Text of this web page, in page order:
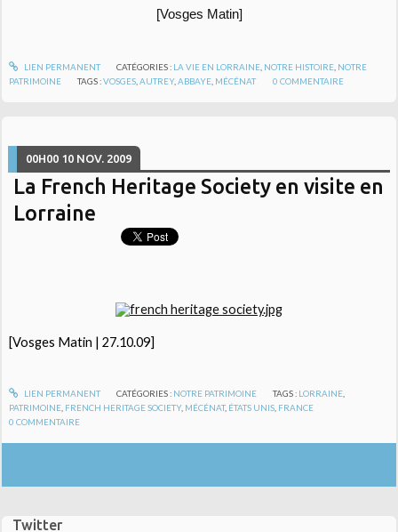
Twitter
[Vosges Matin]
LIEN PERMANENT CATÉGORIES : LA VIE EN LORRAINE, NOTRE HISTOIRE, NOTRE
PATRIMOINE
TAGS :VOSGES ,AUTREY,ABBAYE MÉCÉNAT 0 COMMENTAIRE
00H00 10 NOV. 2009
La French Heritage Society en visite en
Lorraine
[Vosges Matin | 27.10.09]
LIEN PERMANENT CATÉGORIES : NOTRE PATRIMOINE TAGS : LORRAINE
PATRIMOINE FRENCH HERITAGE SOCIETY, MÉCÉNAT, ÉTATS UNIS FRANCE
0 COMMENTAIRE